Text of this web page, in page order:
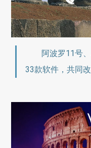
阿波罗11号
33款软件，共同